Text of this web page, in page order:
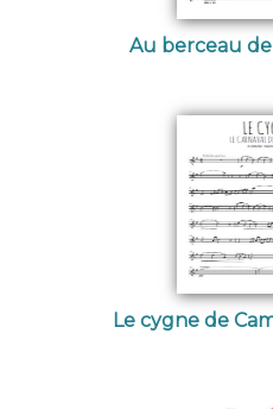
Au berceau
Le cygne de